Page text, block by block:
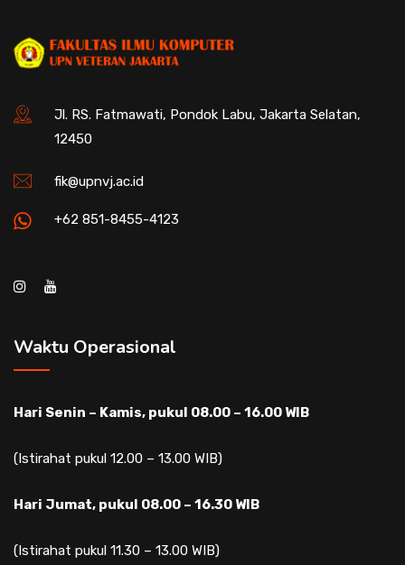
Jl. RS. Fatmawati, Pondok Labu, Jakarta Selatan,
12450
fik@upnvj.ac.id
+62 851-8455-4123
Waktu Operasional
Hari Senin – Kamis, pukul 08.00 – 16.00 WIB
(Istirahat pukul 12.00 – 13.00 WIB)
Hari Jumat, pukul 08.00 – 16.30 WIB
(Istirahat pukul 11.30 – 13.00 WIB)